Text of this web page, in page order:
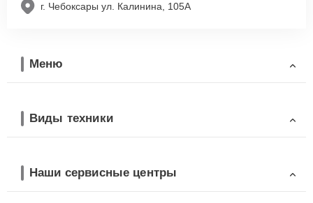
г. Чебоксары ул. Калинина, 105А
Меню
Виды техники
Наши сервисные центры